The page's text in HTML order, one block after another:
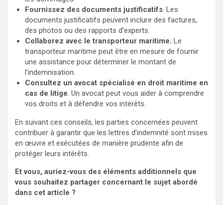
Fournissez des documents justificatifs. Les
documents justificatifs peuvent inclure des factures,
des photos ou des rapports d’experts.
Collaborez avec le transporteur maritime. Le
transporteur maritime peut être en mesure de fournir
une assistance pour déterminer le montant de
l’indemnisation.
Consultez un avocat spécialisé en droit maritime en
cas de litige. Un avocat peut vous aider à comprendre
vos droits et à défendre vos intérêts.
En suivant ces conseils, les parties concernées peuvent
contribuer à garantir que les lettres d’indemnité sont mises
en œuvre et exécutées de manière prudente afin de
protéger leurs intérêts.
Et vous, auriez-vous des éléments additionnels que
vous souhaitez partager concernant le sujet abordé
dans cet article ?